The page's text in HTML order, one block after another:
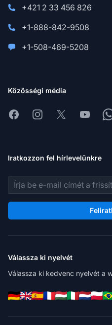
+421 2 33 456 826
+1-888-842-9508
+1-508-469-5208
Közösségi média
FacebookInstagram
X Youtube
Iratkozzon fel hírlevelünkre
E-mail cím
Válassza ki nyelvét
Válassza ki kedvenc nyelvét a